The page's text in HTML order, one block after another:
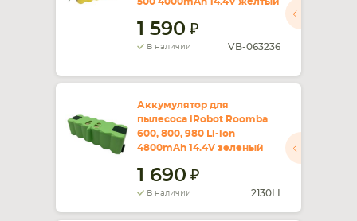
1 590
В наличии VB-063236
Аккумулятор для
пылесоса iRobot Roomba
600, 800, 980 Li-ion
4800mAh 14.4V зеленый
1 690
В наличии 2130LI